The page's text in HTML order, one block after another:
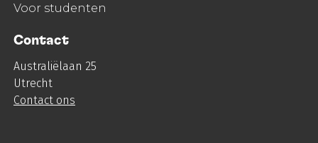
Voor studenten
Contact
Australiëlaan 25
Utrecht
Contact ons